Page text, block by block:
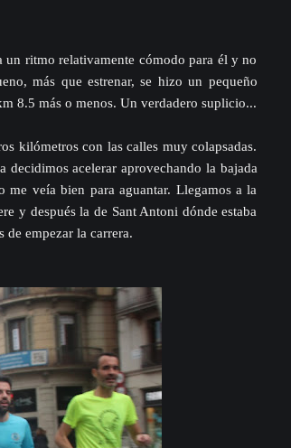
ritmo relativamente cómodo para él y no
más que estrenar, se hizo un pequeño
8.5 más o menos. Un verdadero suplicio...
kilómetros con las calles muy colapsadas.
acelerar aprovechando la bajada
veía bien para aguantar. Llegamos a la
y después la de Sant Antoni dónde estaba
empezar la carrera.